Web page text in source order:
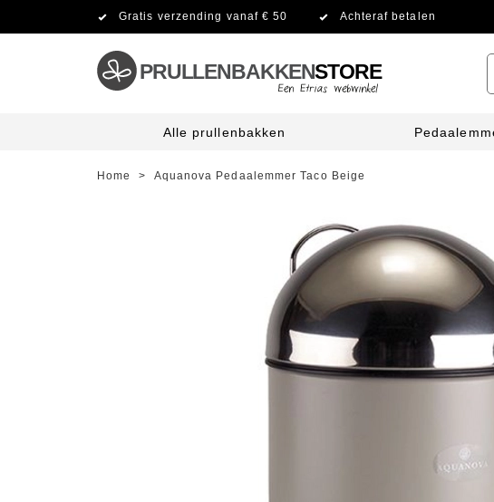
Gratis verzending vanaf € 50 Achteraf betalen
PRULLENBAKKENSTORE
Alle prullenbakken
Home > Aquanova Pedaalemmer Taco Beige